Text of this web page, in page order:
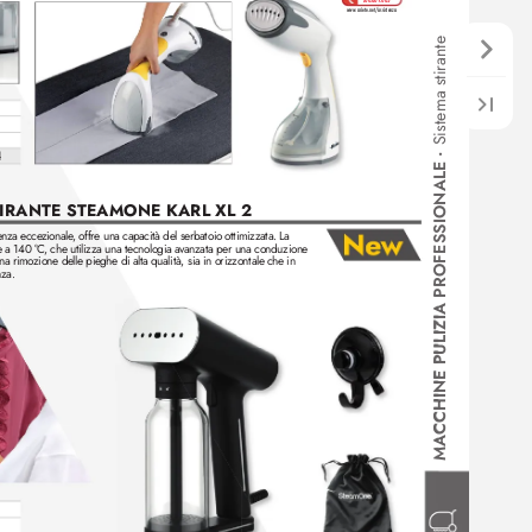
MA
CCHINE PULIZIA PROFESSIONALE
•
Sistema stirante
STEAMONE KARL XL 2
eccezionale, offre una capacità del serbatoio ottimizzata. La
a 140 °C, che utilizza una tecnologia avanzata per una conduzione
rimozione delle pieghe di alta qualità, sia in orizzontale che in
www.ariete.net/assistenza
MA
CCHINE PULIZIA PROFESSIONALE